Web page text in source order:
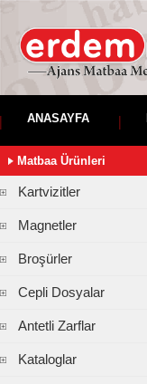
ANASAYFA
Matbaa Ürünleri
Kartvizitler
Magnetler
Broşürler
Cepli Dosyalar
Antetli Zarflar
Kataloglar